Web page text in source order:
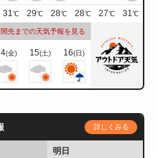
31℃ 29℃ 28℃ 28℃ 27℃ 31℃
先までの天気予報を見る
(金) 15(土) 16(日)
詳しくみる
明日